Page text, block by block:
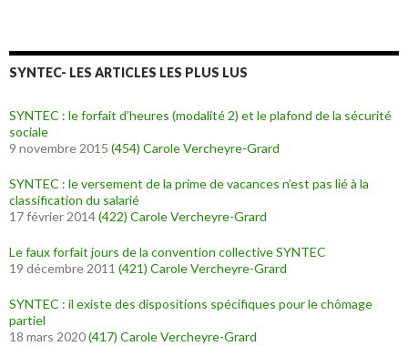
SYNTEC- LES ARTICLES LES PLUS LUS
SYNTEC : le forfait d’heures (modalité 2) et le plafond de la sécurité
sociale
9 novembre 2015 (454) Carole Vercheyre-Grard
SYNTEC : le versement de la prime de vacances n’est pas lié à la
classification du salarié
17 février 2014(422) Carole Vercheyre-Grard
Le faux forfait jours de la convention collective SYNTEC
19 décembre 2011 (421) Carole Vercheyre-Grard
SYNTEC : il existe des dispositions spécifiques pour le chômage
partiel
18 mars 2020(417) Carole Vercheyre-Grard